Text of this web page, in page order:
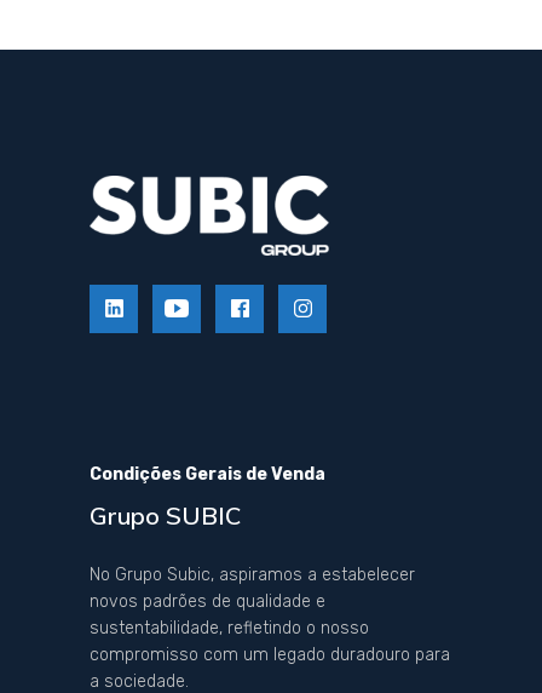
Condições Gerais de Venda
Grupo SUBIC
No Grupo Subic, aspiramos a estabelecer
novos padrões de qualidade e
sustentabilidade, refletindo o nosso
compromisso com um legado duradouro para
a sociedade.